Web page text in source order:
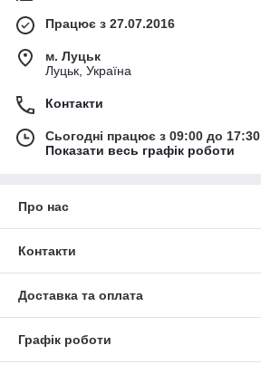
Працює з 27.07.2016
м. Луцьк
Луцьк, Україна
Контакти
Сьогодні працює з 09:00 до 17:30
Показати весь графік роботи
Про нас
Контакти
Доставка та оплата
Графік роботи